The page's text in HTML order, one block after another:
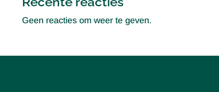
Geen reacties om weer te geven.